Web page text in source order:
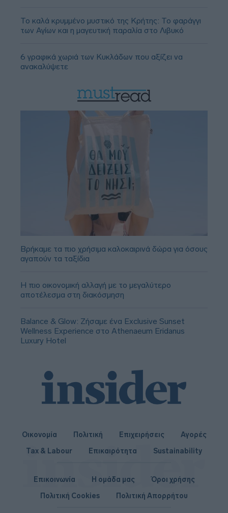
Το καλά κρυμμένο μυστικό της Κρήτης: Το φαράγγι
των Αγίων και η μαγευτική παραλία στο Λιβυκό
6 γραφικά χωριά των Κυκλάδων που αξίζει να
ανακαλύψετε
Βρήκαμε τα πιο χρήσιμα καλοκαιρινά δώρα για όσους
αγαπούν τα ταξίδια
Η πιο οικονομική αλλαγή με το μεγαλύτερο
αποτέλεσμα στη διακόσμηση
Balance & Glow: Ζήσαμε ένα Exclusive Sunset
Wellness Experience στο Athenaeum Eridanus
Luxury Hotel
Οικονομία Πολιτική Επιχειρήσεις
Αγορές
Tax & Labour
Επικαιρότητα Sustainability
Επικοινωνία Η ομάδα μας
Όροι χρήσης
Πολιτική Cookies
Πολιτική Απορρήτου